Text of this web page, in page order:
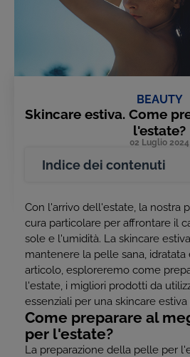
BEAUTY
Skincare estiva. Come
l'estate?
02 Luglio 2024
Indice dei contenuti
Con l'arrivo dell'estate, la nostra
cura particolare per affrontare il
sole e l'umidità. La skincare
mantenere la pelle sana,
articolo, esploreremo come
l'estate, i migliori prodotti da
essenziali per una skincare
Come preparare al
per l'estate?
La preparazione della pelle per